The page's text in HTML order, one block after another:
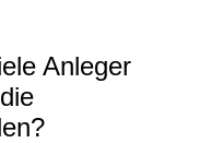
Anleger